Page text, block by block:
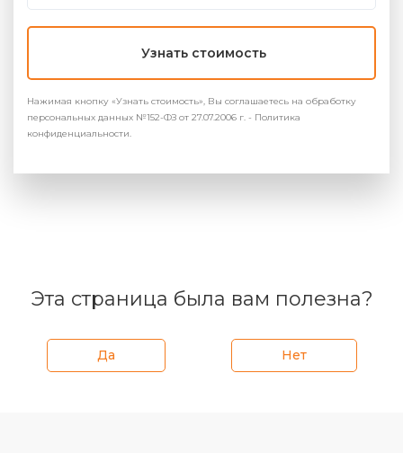
Узнать стоимость
Нажимая кнопку «Узнать стоимость», Вы соглашаетесь на обработку
персональных данных №152-ФЗ от 27.07.2006 г. - Политика
конфиденциальности.
Эта страница была вам полезна?
Да Нет